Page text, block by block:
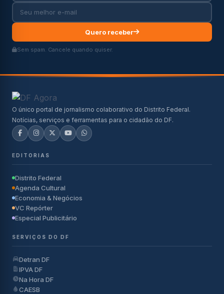
Quero receber
Sem spam. Cancele quando quiser.
O único portal de jornalismo colaborativo do Distrito Federal.
Notícias, serviços e ferramentas para o cidadão do DF.
EDITORIAS
Distrito Federal
Agenda Cultural
Economia & Negócios
VC Repórter
Especial Publicitário
SERVIÇOS DO DF
Detran DF
IPVA DF
Na Hora DF
CAESB